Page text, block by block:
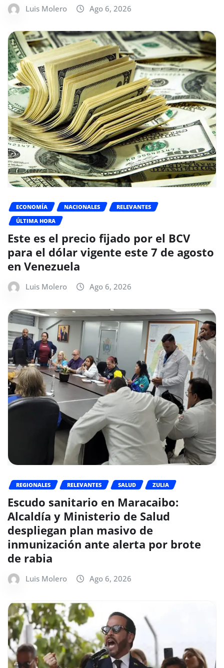
Luis Molero Ago 6, 2026
ECONOMÍA NACIONALES
RELEVANTES
ÚLTIMA HORA
Este es el precio fijado por el BCV
para el dólar vigente este 7 de agosto
en Venezuela
Luis Molero Ago 6, 2026
REGIONALES RELEVANTES SALUD ZULIA
Escudo sanitario en Maracaibo:
Alcaldía y Ministerio de Salud
despliegan plan masivo de
inmunización ante alerta por brote
de rabia
Luis Molero Ago 6, 2026